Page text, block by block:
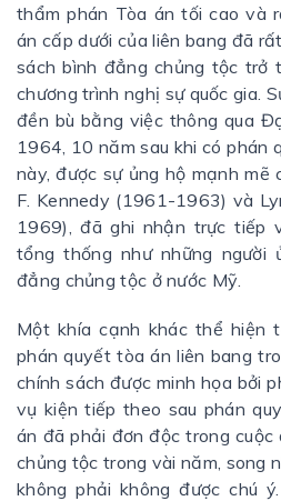
thẩm phán Tòa án tối cao và
án cấp dưới của liên bang đã
sách bình đẳng chủng tộc trở
chương trình nghị sự quốc gia.
đền bù bằng việc thông qua
1964, 10 năm sau khi có phán
này, được sự ủng hộ mạnh mẽ
F. Kennedy (1961-1963) và
1969), đã ghi nhận trực tiếp
tổng thống như những người
đẳng chủng tộc ở nước Mỹ.
Một khía cạnh khác thể hiện
phán quyết tòa án liên bang
chính sách được minh họa bởi
vụ kiện tiếp theo sau phán
án đã phải đơn độc trong
chủng tộc trong vài năm, song
không phải không được chú